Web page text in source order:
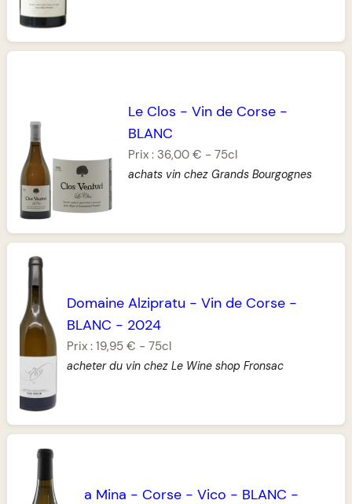
Le Clos - Vin de Corse-
BLANC
Prix : 36,00 € - 75cl
achats vin chez Grands Bourgognes
Domaine Alzipratu -Vin de Corse -
BLANC - 2024
Prix :19,95 € -75cl
acheter du vin chez Le Wine shop Fronsac
a Mina - Corse -Vico - BLANC -